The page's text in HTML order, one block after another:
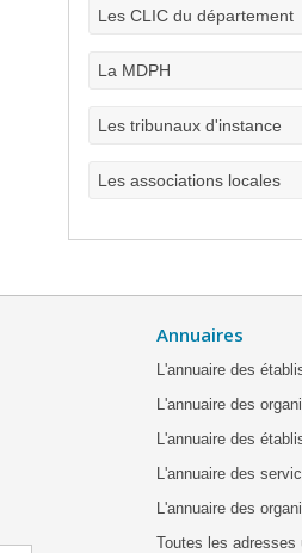
Les CLIC du département
La MDPH
Les tribunaux d'instance
Les associations locales
Annuaires
L'annuaire des
L'annuaire des
L'annuaire des
L'annuaire des
L'annuaire des
Toutes les adresses